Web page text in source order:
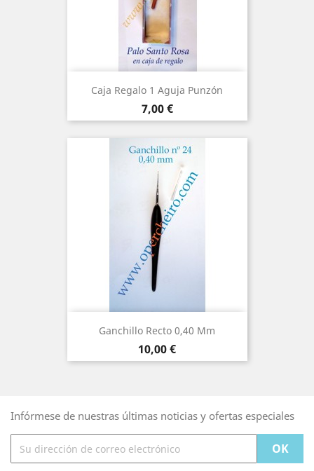
Caja Regalo 1 Aguja Punzón
Precio
7,00 €
Ganchillo Recto 0,40 Mm
Precio
10,00 €
Infórmese de nuestras últimas noticias y ofertas especiales